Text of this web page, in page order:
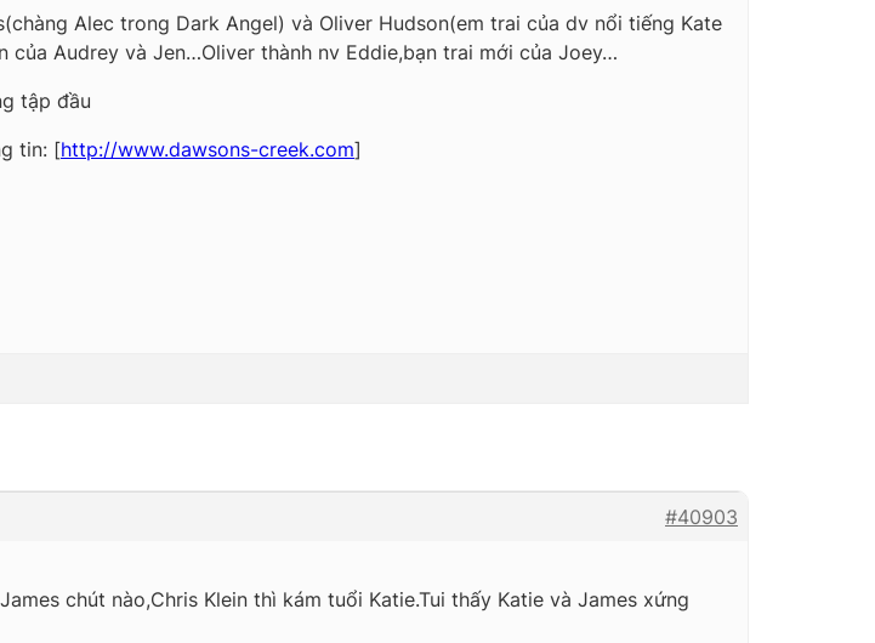
Alec trong Dark Angel) và Oliver Hudson(em trai của dv nổi tiếng Kate
của Audrey và Jen…Oliver thành nv Eddie,bạn trai mới của Joey…
tập đầu
tin: [http://www.dawsons-creek.com]
#40903
chút nào,Chris Klein thì kám tuổi Katie.Tui thấy Katie và James xứng